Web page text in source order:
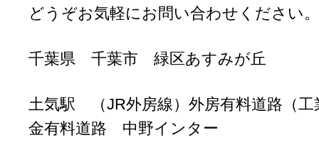
どうぞお気軽にお問い合わせください。
千葉県 千葉市 緑区あすみが丘
土気駅 （JR外房線）外房有料道路（工
金有料道路 中野インター